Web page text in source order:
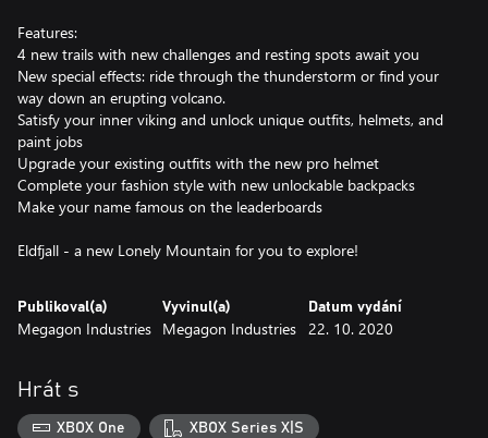
Features:
4 new trails with new challenges and resting spots await you
New special effects: ride through the thunderstorm or find your
way down an erupting volcano.
Satisfy your inner viking and unlock unique outfits, helmets, and
paint jobs
Upgrade your existing outfits with the new pro helmet
Complete your fashion style with new unlockable backpacks
Make your name famous on the leaderboards
Eldfjall - a new Lonely Mountain for you to explore!
Publikoval(a)
Megagon Industries
Vyvinul(a)
Megagon Industries
Datum vydání
22. 10. 2020
Hrát s
XBOX One XBOX Series X|S